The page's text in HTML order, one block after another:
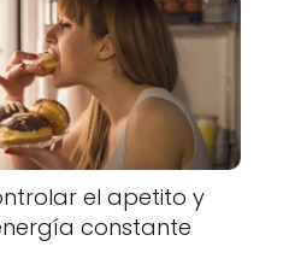
el apetito y
constante